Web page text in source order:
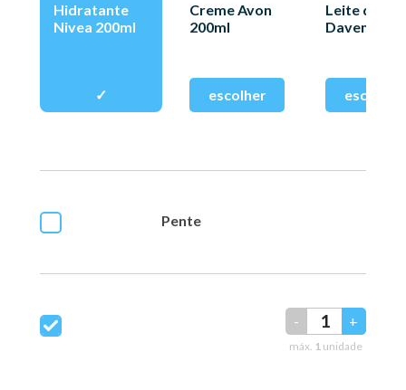
Hidratante
Nivea 200ml
Creme Avon
200ml
Leite de
Davene ml
Pente
- +
máx. 1 unidade